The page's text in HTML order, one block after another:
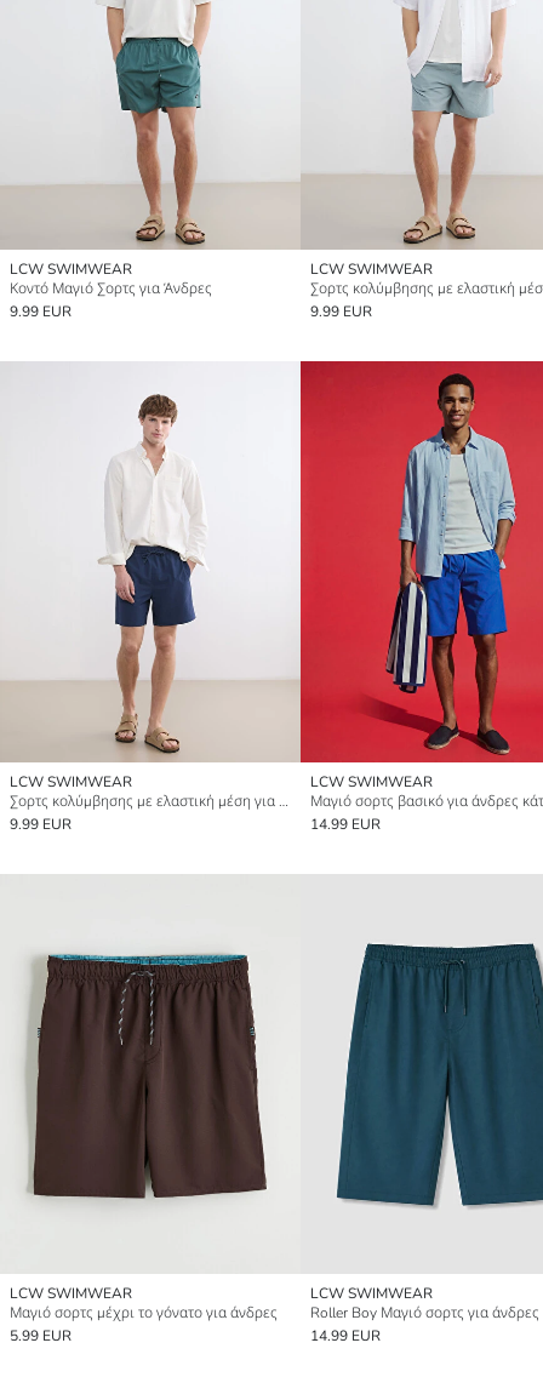
LCW SWIMWEAR
Κοντό Μαγιό Σορτς για Άνδρες
9.99 EUR
LCW SWIMWEAR
9.99 EUR
LCW SWIMWEAR
Σορτς κολύμβησης με ελαστική μέση για άνδρες
9.99 EUR
LCW SWIMWEAR
14.99 EUR
LCW SWIMWEAR
Μαγιό σορτς μέχρι το γόνατο για άνδρες
5.99 EUR
LCW SWIMWEAR
Roller Boy Μαγιό σορτς για άνδρες
14.99 EUR